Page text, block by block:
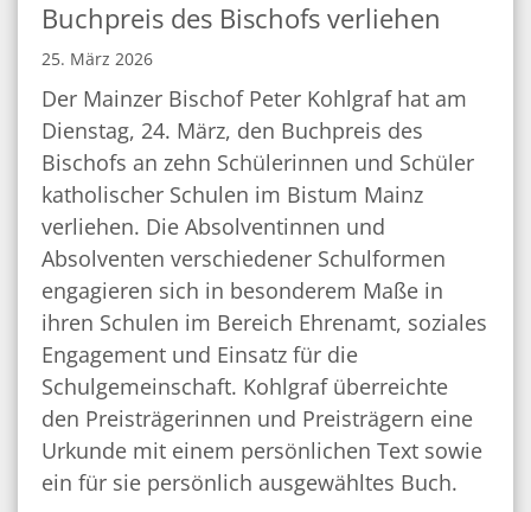
Buchpreis des Bischofs verliehen
25. März 2026
Der Mainzer Bischof Peter Kohlgraf hat am
Dienstag, 24. März, den Buchpreis des
Bischofs an zehn Schülerinnen und Schüler
katholischer Schulen im Bistum Mainz
verliehen. Die Absolventinnen und
Absolventen verschiedener Schulformen
engagieren sich in besonderem Maße in
ihren Schulen im Bereich Ehrenamt, soziales
Engagement und Einsatz für die
Schulgemeinschaft. Kohlgraf überreichte
den Preisträgerinnen und Preisträgern eine
Urkunde mit einem persönlichen Text sowie
ein für sie persönlich ausgewähltes Buch.